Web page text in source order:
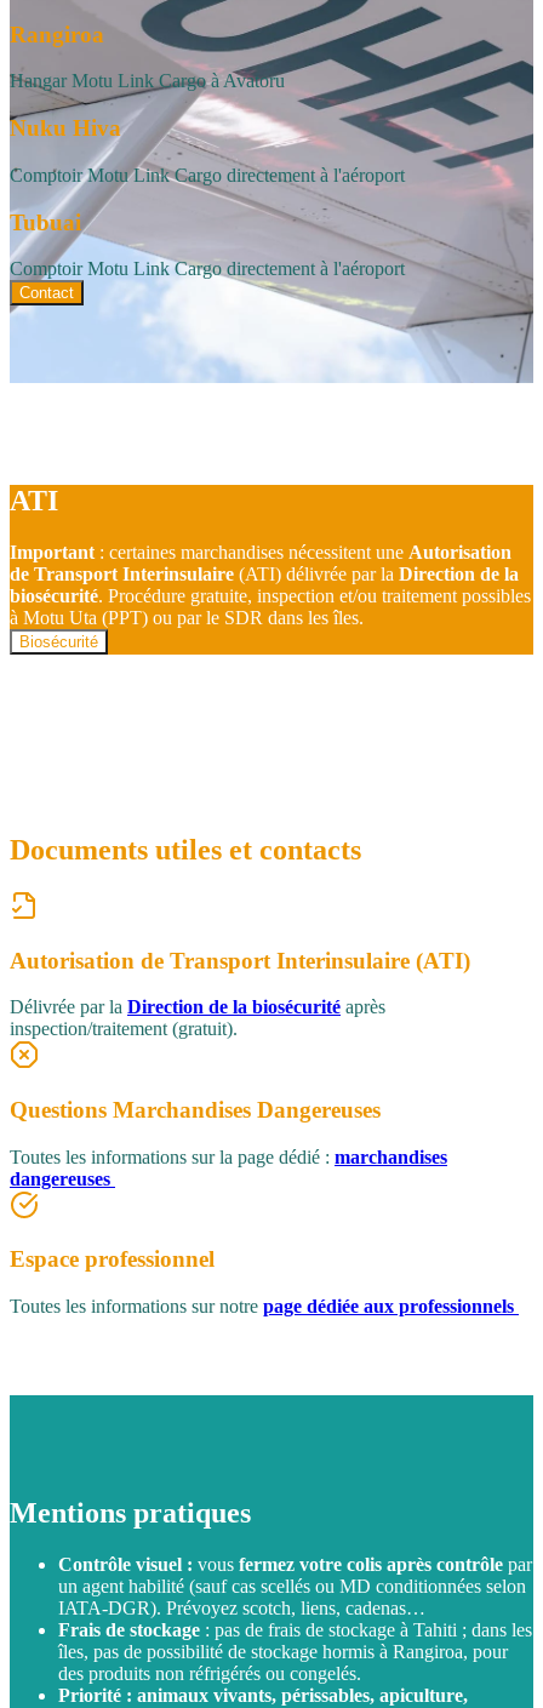
Rangiroa
Hangar Motu Link Cargo à Avatoru
Nuku Hiva
Comptoir Motu Link Cargo directement à l'aéroport
Tubuai
Comptoir Motu Link Cargo directement à l'aéroport
Contact
ATI
Important : certaines marchandises nécessitent une Autorisation
de Transport Interinsulaire (ATI) délivrée par la Direction de la
biosécurité. Procédure gratuite, inspection et/ou traitement possibles
à Motu Uta (PPT) ou par le SDR dans les îles.
Biosécurité
Documents utiles et contacts
Autorisation de Transport Interinsulaire (ATI)
Délivrée par la Direction de la biosécurité après
inspection/traitement (gratuit).
Questions Marchandises Dangereuses
Toutes les informations sur la page dédié : marchandises
dangereuses
Espace professionnel
Toutes les informations sur notre page dédiée aux professionnels
Mentions pratiques
Contrôle visuel : vous fermez votre colis après contrôle par
un agent habilité (sauf cas scellés ou MD conditionnées selon
IATA‑DGR). Prévoyez scotch, liens, cadenas…
Frais de stockage : pas de frais de stockage à Tahiti ; dans les
îles, pas de possibilité de stockage hormis à Rangiroa, pour
des produits non réfrigérés ou congelés.
Priorité : animaux vivants, périssables, apiculture,